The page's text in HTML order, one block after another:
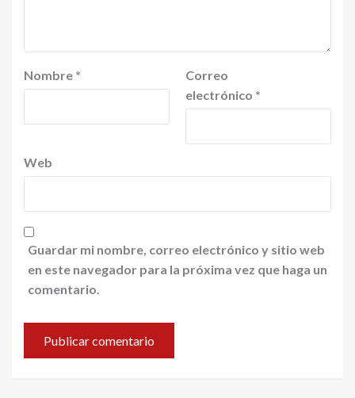
Nombre *
Correo
electrónico *
Web
Guardar mi nombre, correo electrónico y sitio web
en este navegador para la próxima vez que haga un
comentario.